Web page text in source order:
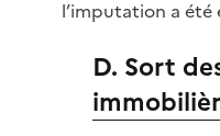
l’imputation a été
D. Sort